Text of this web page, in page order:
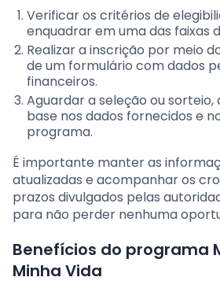
Verificar os critérios de
enquadrar em uma das faixas
Realizar a inscrição por meio
de um formulário com dados
financeiros.
Aguardar a seleção ou
base nos dados fornecidos e
programa.
É importante manter as
atualizadas e acompanhar os
prazos divulgados pelas
para não perder nenhuma
Benefícios do programa
Minha Vida